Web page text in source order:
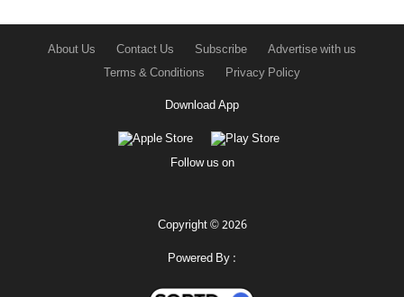
About Us Contact Us Subscribe
Advertise with us
Terms & Conditions
Privacy Policy
Download App
Follow us on
Copyright © 2026
Powered By :